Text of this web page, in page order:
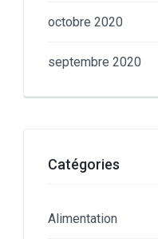
octobre 2020
septembre 2020
Catégories
Alimentation